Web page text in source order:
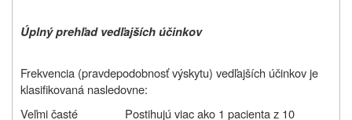
Úplný prehľad vedľajších účinkov
Frekvencia (pravdepodobnosť výskytu) vedľajších účinkov je
klasifikovaná nasledovne:
Veľmi časté
Postihujú viac ako 1 pacienta z 10